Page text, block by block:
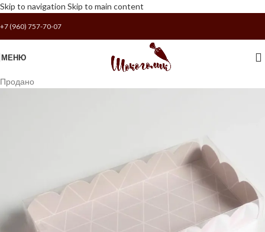
Skip to navigation Skip to main content
+7 (960) 757-70-07
МЕНЮ
Продано